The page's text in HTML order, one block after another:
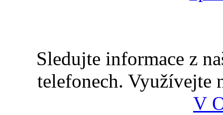
Sledujte informace z
telefonech. Využívejte
V